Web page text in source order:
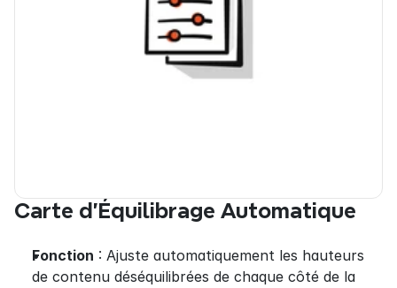
Carte d'Équilibrage Automatique
Fonction : Ajuste automatiquement les hauteurs
de contenu déséquilibrées de chaque côté de la